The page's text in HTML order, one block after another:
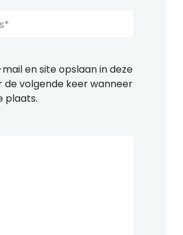
en site opslaan in deze
de volgende keer wanneer
plaats.